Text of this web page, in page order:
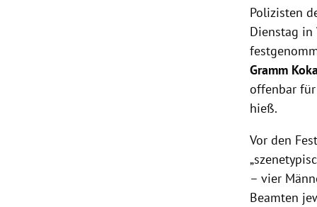
Polizisten
Dienstag
Gramm
offenbar
hieß.
Vor den
– vier
Beamten